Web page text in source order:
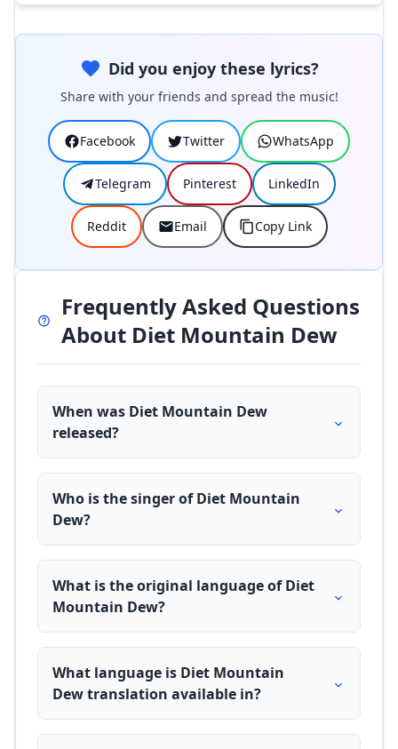
Did you enjoy these lyrics?
Share with your friends and spread the music!
Facebook Twitter WhatsApp
Telegram Pinterest LinkedIn
Reddit Email Copy Link
Frequently Asked Questions
About Diet Mountain Dew
When was Diet Mountain Dew
released?
Who is the singer of Diet Mountain
Dew?
What is the original language of Diet
Mountain Dew?
What language is Diet Mountain
Dew translation available in?